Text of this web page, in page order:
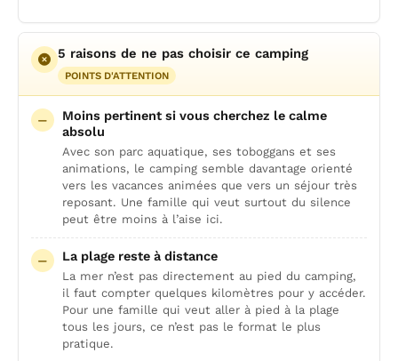
5 raisons de ne pas choisir ce camping
POINTS D'ATTENTION
Moins pertinent si vous cherchez le calme
absolu
Avec son parc aquatique, ses toboggans et ses
animations, le camping semble davantage orienté
vers les vacances animées que vers un séjour très
reposant. Une famille qui veut surtout du silence
peut être moins à l’aise ici.
La plage reste à distance
La mer n’est pas directement au pied du camping,
il faut compter quelques kilomètres pour y accéder.
Pour une famille qui veut aller à pied à la plage
tous les jours, ce n’est pas le format le plus
pratique.